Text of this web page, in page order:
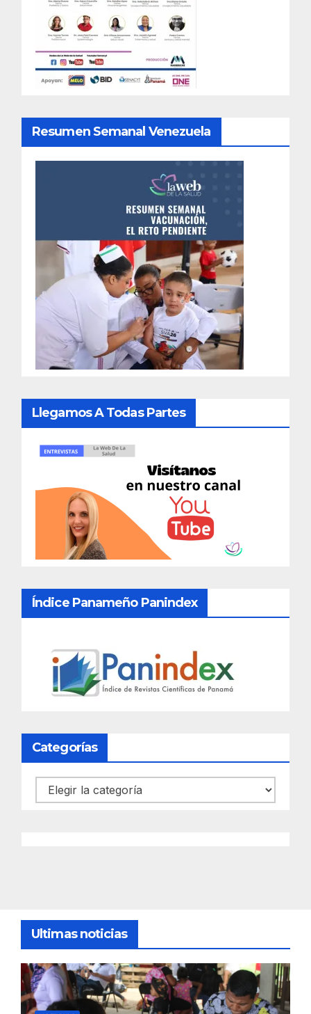
Resumen Semanal Venezuela
Llegamos A Todas Partes
Índice Panameño Panindex
Categorías
Categorías
Ultimas noticias